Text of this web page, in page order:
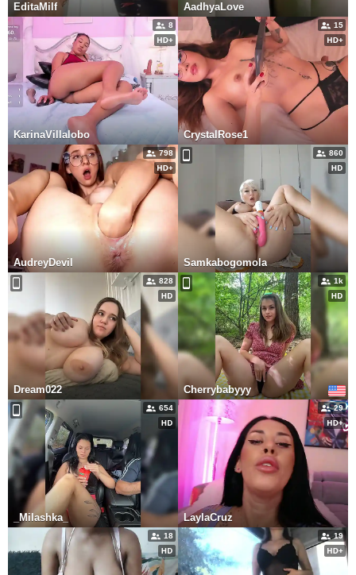
EditaMilf AadhyaLove
8
KarinaVillalobo
15
CrystalRose1
798
AudreyDevil
860
Samkabogomola
828
Dream022
1k
Cherrybabyyy
654
_Milashka_
29
LaylaCruz
18 19